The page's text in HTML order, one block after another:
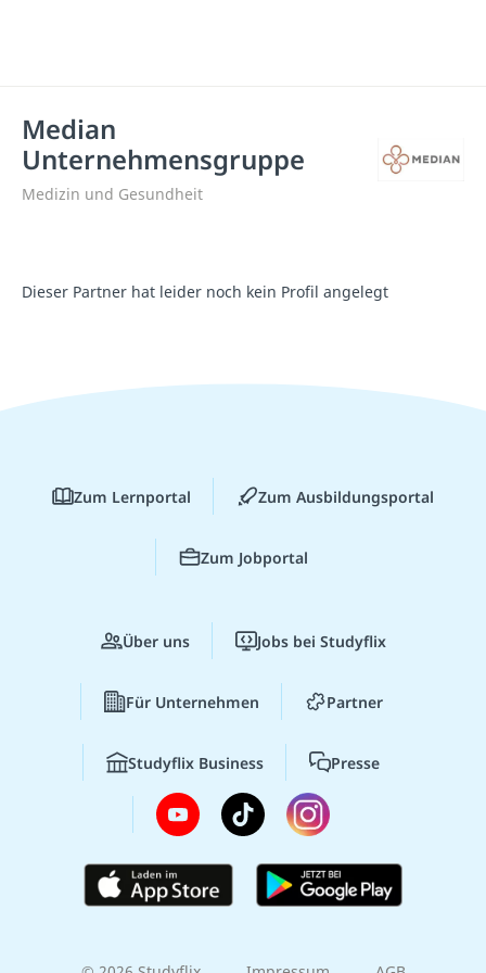
Median
Unternehmensgruppe
Medizin und Gesundheit
Dieser Partner hat leider noch kein Profil angelegt
Zum Lernportal Zum Ausbildungsportal
Zum Jobportal
Über uns Jobs bei Studyflix
Für Unternehmen Partner
Studyflix Business Presse